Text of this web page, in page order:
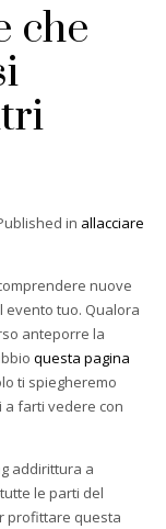
che
in allacciare
nuove
evento tuo. Qualora
anteporre la
questa pagina
ti spiegheremo
a farti vedere con
addirittura a
le parti del
profittare questa